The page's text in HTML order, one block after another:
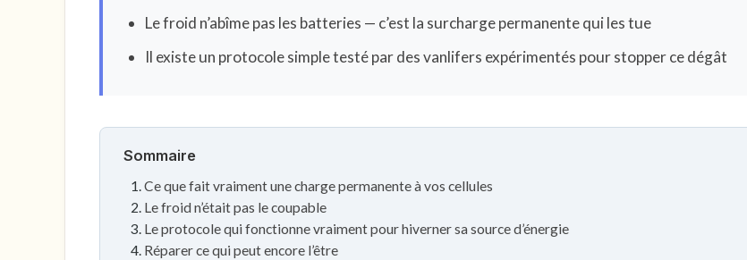
Le froid n’abîme pas les batteries — c’est la surcharge permanente qui les tue
Il existe un protocole simple testé par des vanlifers expérimentés pour stopper ce dégât
Sommaire
Ce que fait vraiment une charge permanente à vos cellules
Le froid n’était pas le coupable
Le protocole qui fonctionne vraiment pour hiverner sa source d’énergie
Réparer ce qui peut encore l’être